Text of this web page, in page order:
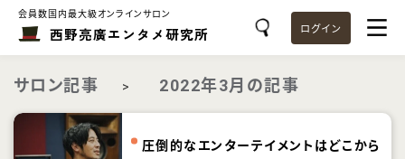
会員数国内最大級オンラインサロン
西野亮廣エンタメ研究所 ログイン
サロン記事 > 2022年3月の記事
圧倒的なエンターテイメントはどこから